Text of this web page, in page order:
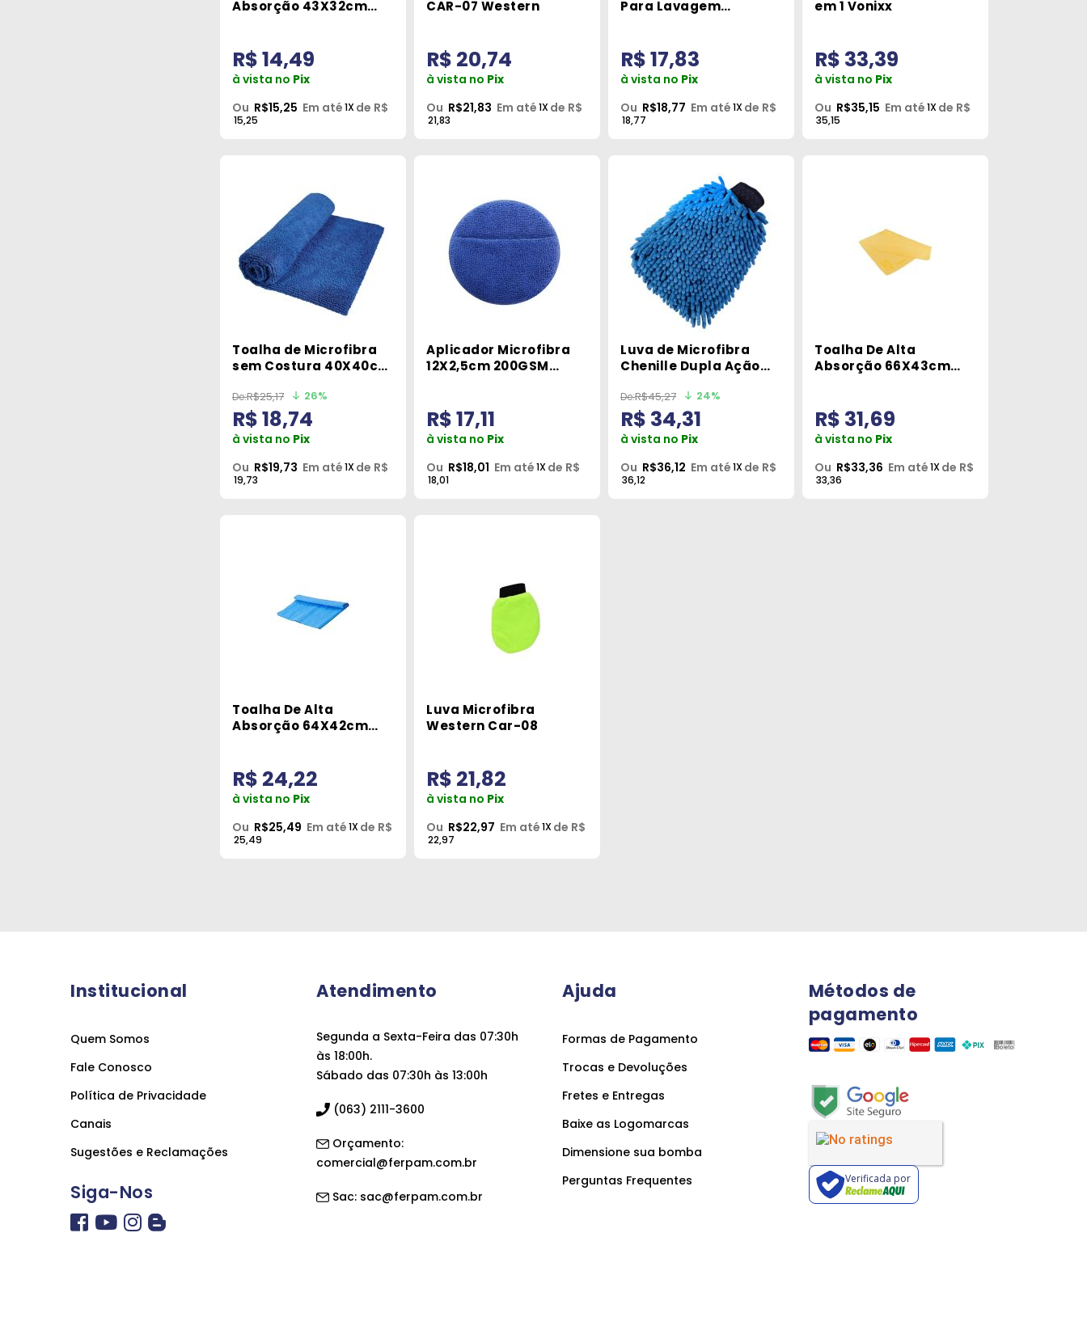
Absorção 43X32cm
R$ 14,49
à vista no Pix
Ou R$15,25 Em até1X de R$
15,25
CAR-07 Western
R$ 20,74
à vista no Pix
Ou R$21,83 Em até1X de R$
21,83
Para Lavagem
R$ 17,83
à vista no Pix
Ou R$18,77 Em até1X de R$
18,77
em 1 Vonixx
R$ 33,39
à vista no Pix
Ou R$35,15 Em até1X de R$
35,15
Toalha de Microfibra
sem Costura 40X40cm
R$25,17 26%
R$ 18,74
à vista no Pix
Ou R$19,73 Em até1X de R$
19,73
Aplicador Microfibra
12X2,5cm 200GSM
R$ 17,11
à vista no Pix
Ou R$18,01 Em até1X de R$
18,01
Luva de Microfibra
Chenille Dupla Ação
R$45,27 24%
R$ 34,31
à vista no Pix
Ou R$36,12 Em até1X de R$
36,12
Toalha De Alta
Absorção 66X43cm
R$ 31,69
à vista no Pix
Ou R$33,36 Em até1X de R$
33,36
Toalha De Alta
Absorção 64X42cm
R$ 24,22
à vista no Pix
Ou R$25,49 Em até1X de R$
25,49
Luva Microfibra
Western Car-08
R$ 21,82
à vista no Pix
Ou R$22,97 Em até1X de R$
22,97
Institucional
Quem Somos
Fale Conosco
Política de Privacidade
Canais
Sugestões e Reclamações
Siga-Nos
Atendimento
Segunda a Sexta-Feira das 07:30h
às 18:00h.
Sábado das 07:30h às 13:00h
(063) 2111-3600
Orçamento:
comercial@ferpam.com.br
Sac: sac@ferpam.com.br
Ajuda
Formas de Pagamento
Trocas e Devoluções
Fretes e Entregas
Baixe as Logomarcas
Dimensione sua bomba
Perguntas Frequentes
Métodos de
pagamento
Verificada por